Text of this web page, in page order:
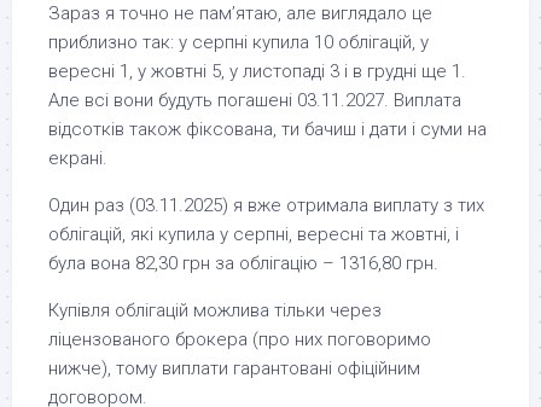
Зараз я точно не пам’ятаю, але виглядало це
приблизно так: у серпні купила 10 облігацій, у
вересні 1, у жовтні 5, у листопаді 3 і в грудні ще 1.
Але всі вони будуть погашені 03.11.2027. Виплата
відсотків також фіксована, ти бачиш і дати і суми на
екрані.
Один раз (03.11.2025) я вже отримала виплату з тих
облігацій, які купила у серпні, вересні та жовтні, і
була вона 82,30 грн за облігацію – 1316,80 грн.
Купівля облігацій можлива тільки через
ліцензованого брокера (про них поговоримо
нижче), тому виплати гарантовані офіційним
договором.